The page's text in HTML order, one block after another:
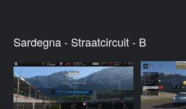
Sardegna - Straatcircuit - B